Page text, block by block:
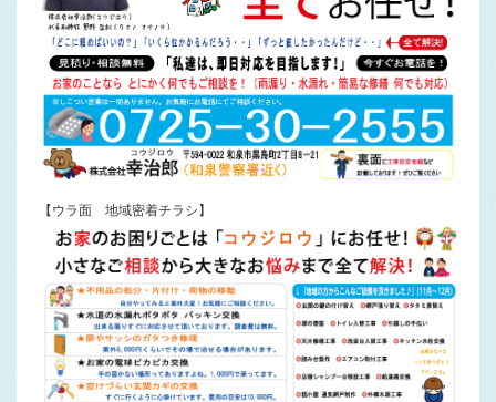
【ウラ面 地域密着チラシ】